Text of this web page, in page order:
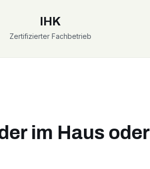
IHK
Zertifizierter Fachbetrieb
im Haus oder